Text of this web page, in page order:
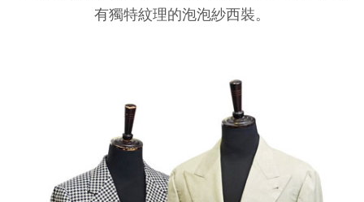
有獨特紋理的泡泡紗西裝。